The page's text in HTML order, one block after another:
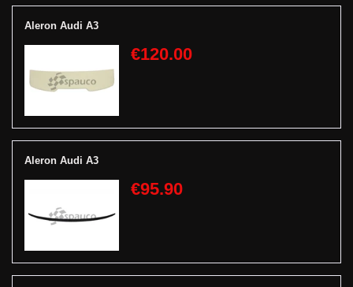
Aleron Audi A3
€120.00
Aleron Audi A3
€95.90